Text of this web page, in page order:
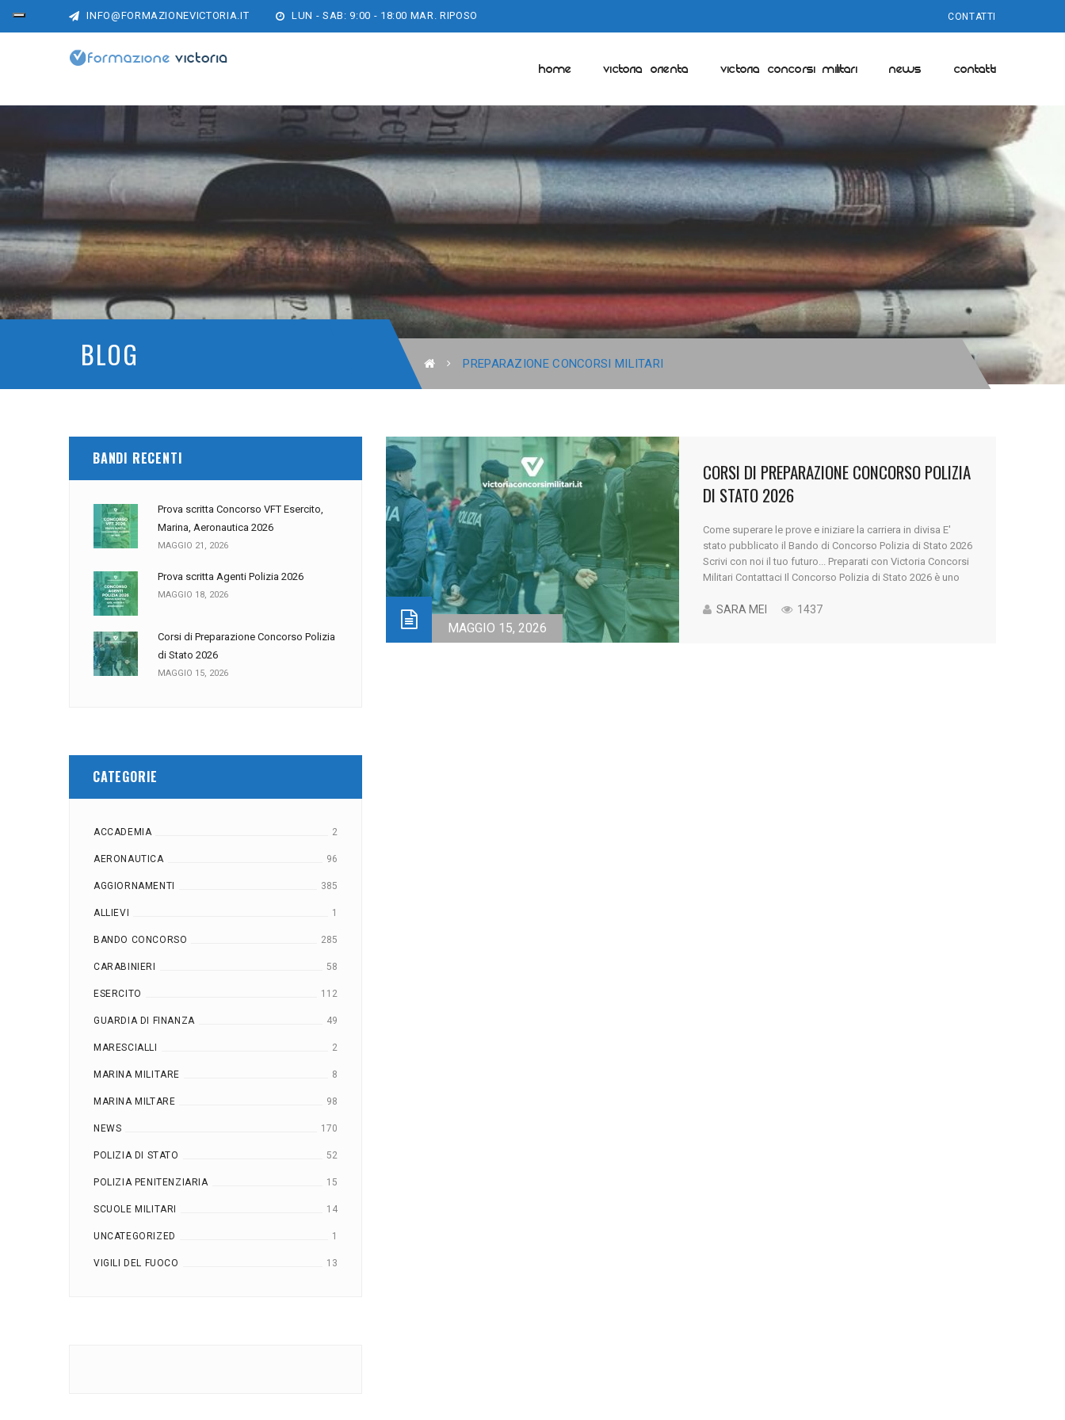
INFO@FORMAZIONEVICTORIA.IT LUN - SAB: 9:00 - 18:00 MAR. RIPOSO CONTATTI
HOME VICTORIA ORIENTA VICTORIA CONCORSI MILITARI NEWS CONTATTI
BLOG PREPARAZIONE CONCORSI MILITARI
BANDI RECENTI
Prova scritta Concorso VFT Esercito,
Marina, Aeronautica 2026
MAGGIO 21, 2026
Prova scritta Agenti Polizia 2026
MAGGIO 18, 2026
Corsi di Preparazione Concorso Polizia
di Stato 2026
MAGGIO 15, 2026
CATEGORIE
ACCADEMIA 2
AERONAUTICA 96
AGGIORNAMENTI 385
ALLIEVI 1
BANDO CONCORSO 285
CARABINIERI 58
ESERCITO 112
GUARDIA DI FINANZA 49
MARESCIALLI 2
MARINA MILITARE 8
MARINA MILTARE 98
NEWS 170
POLIZIA DI STATO 52
POLIZIA PENITENZIARIA 15
SCUOLE MILITARI 14
UNCATEGORIZED 1
VIGILI DEL FUOCO 13
MAGGIO 15, 2026
CORSI DI PREPARAZIONE CONCORSO POLIZIA
DI STATO 2026
Come superare le prove e iniziare la carriera in divisa E'
stato pubblicato il Bando di Concorso Polizia di Stato 2026
Scrivi con noi il tuo futuro... Preparati con Victoria Concorsi
Militari Contattaci Il Concorso Polizia di Stato 2026 è uno
entrare nelle Forze dell’Ordine [...]
SARA MEI 1437